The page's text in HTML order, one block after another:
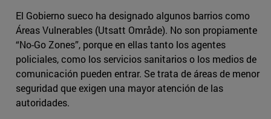
El Gobierno sueco ha designado algunos barrios como
Áreas Vulnerables (Utsatt Område). No son propiamente
“No-Go Zones”, porque en ellas tanto los agentes
policiales, como los servicios sanitarios o los medios de
comunicación pueden entrar. Se trata de áreas de menor
seguridad que exigen una mayor atención de las
autoridades.